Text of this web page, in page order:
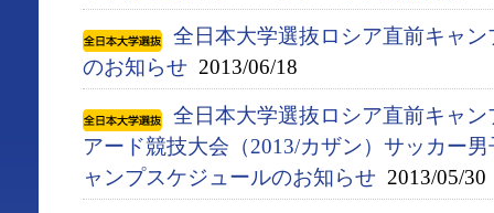
全日本大学選抜ロシア​直前キャ
のお知​らせ 2013/06/18
全日本大学選抜ロシア直前キャ
アード競技大会（2013/カザン）サッカー
ャンプスケジュールのお知らせ 2013/05/30